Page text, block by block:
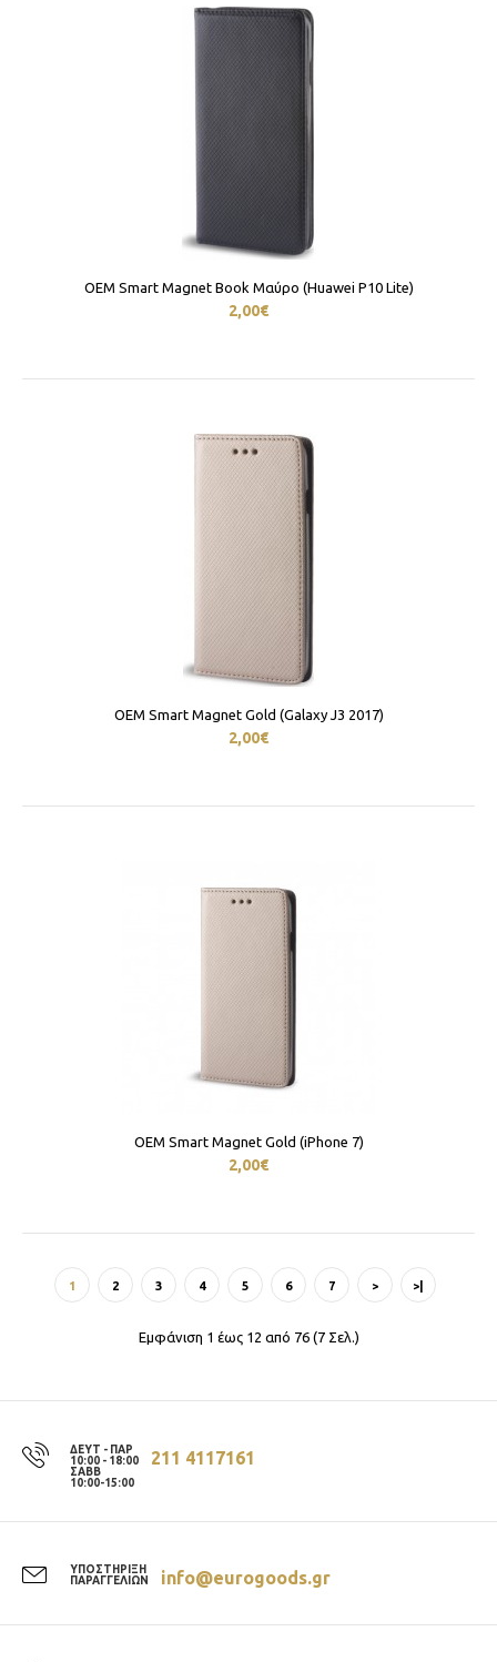
OEM Smart Magnet Book Μαύρο (Huawei P10 Lite)
2,00€
OEM Smart Magnet Gold (Galaxy J3 2017)
2,00€
OEM Smart Magnet Gold (iPhone 7)
2,00€
1 2 3 4 5 6 7 > >|
Εμφάνιση 1 έως 12 από 76 (7 Σελ.)
ΔΕΥΤ - ΠΑΡ
10:00 - 18:00
ΣΑΒΒ
10:00-15:00
211 4117161
ΥΠΟΣΤΗΡΙΞΗ
ΠΑΡΑΓΓΕΛΙΩΝ
info@eurogoods.gr